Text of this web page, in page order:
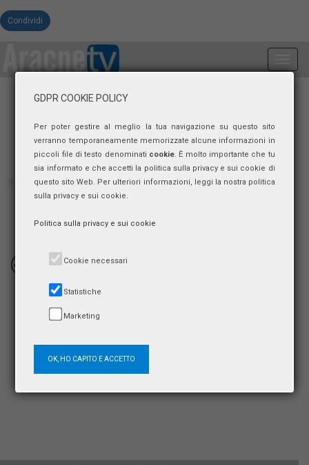
Condividi
VIDEO
GDPR COOKIE POLICY
Per poter gestire al meglio la tua navigazione su questo sito
verranno temporaneamente memorizzate alcune informazioni in
piccoli file di testo denominati cookie. È molto importante che tu
sia informato e che accetti la politica sulla privacy e sui cookie di
questo sito Web. Per ulteriori informazioni, leggi la nostra politica
sulla privacy e sui cookie.
Politica sulla privacy e sui cookie
Cookie necessari
Statistiche
Marketing
OK, HO CAPITO E ACCETTO